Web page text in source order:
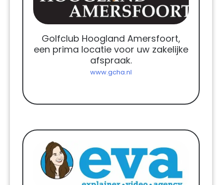
Golfclub Hoogland Amersfoort,
een prima locatie voor uw zakelijke
afspraak.
www.gcha.nl